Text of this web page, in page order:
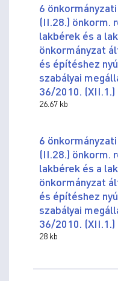
6
(II.28.) önkorm.
lakbérek és a
önkormányzat
és építéshez
szabályai
36/2010.
26.67 kb
6
(II.28.) önkorm.
lakbérek és a
önkormányzat
és építéshez
szabályai
36/2010.
28 kb